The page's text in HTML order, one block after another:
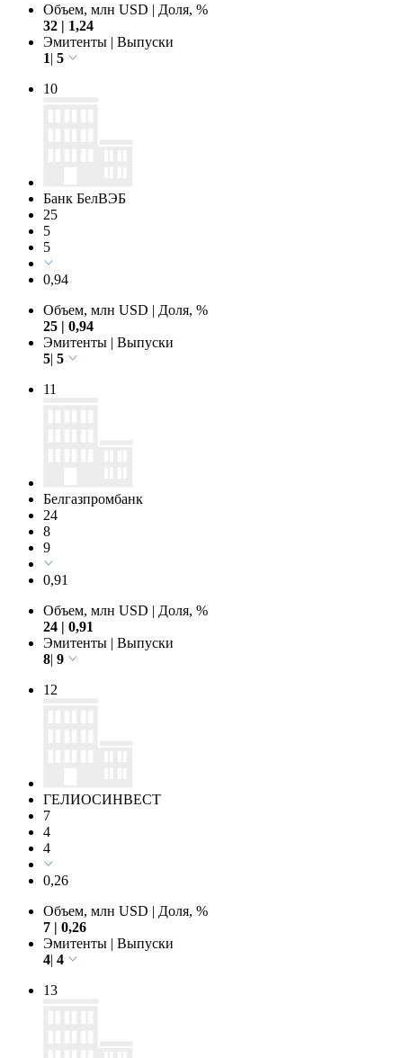
Объем, млн USD | Доля, %
32 | 1,24
Эмитенты | Выпуски
1| 5
10
Банк БелВЭБ
25
5
5
0,94
Объем, млн USD | Доля, %
25 | 0,94
Эмитенты | Выпуски
5| 5
11
Белгазпромбанк
24
8
9
0,91
Объем, млн USD | Доля, %
24 | 0,91
Эмитенты | Выпуски
8| 9
12
ГЕЛИОСИНВЕСТ
7
4
4
0,26
Объем, млн USD | Доля, %
7 | 0,26
Эмитенты | Выпуски
4| 4
13